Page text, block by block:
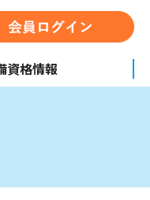
資格情報